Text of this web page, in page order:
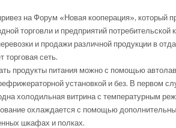
на Форум «Новая кооперация», который
торговли и предприятий
и продажи различной продукции в
торговая сеть.
продукты питания можно с помощью
установкой и без. В первом
холодильная витрина с температурным
охлаждается с помощью
шкафах и полках.